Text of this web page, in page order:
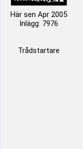
Här sen Apr 2005
Inlägg: 7976
Trådstartare